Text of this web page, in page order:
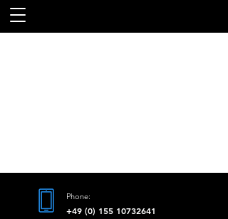
Phone:
​+49 (0) 155 10732641